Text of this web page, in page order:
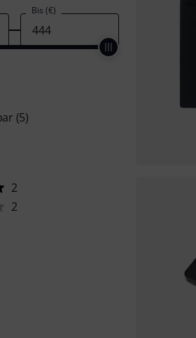
Bis (€)
(5)
2
2